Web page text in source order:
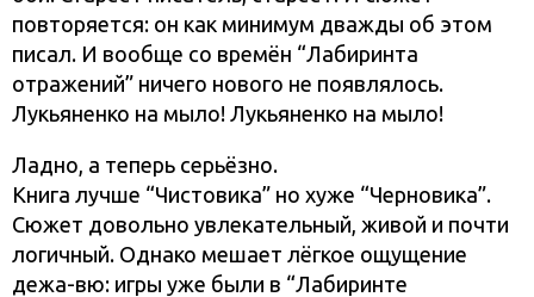
повторяется: он как минимум дважды об этом
писал. И вообще со времён “Лабиринта
отражений” ничего нового не появлялось.
Лукьяненко на мыло! Лукьяненко на мыло!
Ладно, а теперь серьёзно.
Книга лучше “Чистовика” но хуже “Черновика”.
Сюжет довольно увлекательный, живой и почти
логичный. Однако мешает лёгкое ощущение
дежа-вю: игры уже были в “Лабиринте